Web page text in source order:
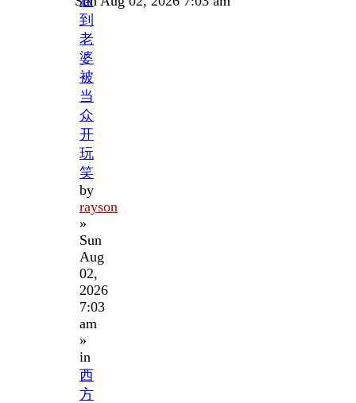
到
老
婆
被
当
众
开
玩
笑
by
rayson
»
Sun
Aug
02,
2026
7:03
am
»
in
西
方